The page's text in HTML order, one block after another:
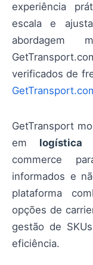
experiência
escala e
abordagem
verificados de
GetTransport
em logística
commerce
informados e
plataforma
opções de
gestão de
eficiência.